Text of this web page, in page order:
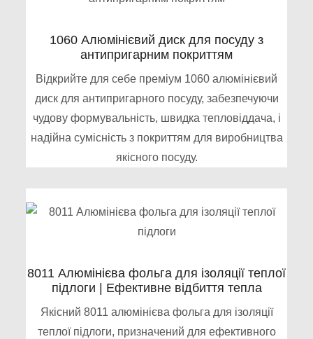
1060 Алюмінієвий диск для посуду з
антипригарним покриттям
Відкрийте для себе преміум 1060 алюмінієвий
диск для антипригарного посуду, забезпечуючи
чудову формувальність, швидка тепловіддача, і
надійна сумісність з покриттям для виробництва
якісного посуду.
8011 Алюмінієва фольга для ізоляції теплої
підлоги | Ефективне відбиття тепла
Якісний 8011 алюмінієва фольга для ізоляції
теплої підлоги, призначений для ефективного